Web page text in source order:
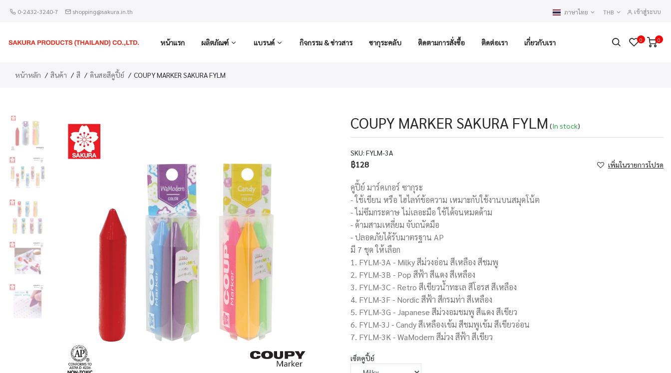
0-2432-3240-7 shopping@sakura.in.th ภาษาไทย THB เข้าสู่ระบบ
หน้าแรก ผลิตภัณฑ์ แบรนด์ กิจกรรม & ข่าวสาร ซากุระคลับ ติดตามการสั่งซื้อ ติดต่อเรา เกี่ยวกับเรา 0 0
หน้าหลัก สินค้า สี ดินสอสีคูปี้ย์ COUPY MARKER SAKURA FYLM
COUPY MARKER SAKURA FYLM (In stock)
SKU: FYLM-3A
฿128 เพิ่มในรายการโปรด
คูปี้ย์ มาร์คเกอร์ ซากุระ
- ใช้เขียน หรือ ไฮไลท์ข้อความ เหมาะกับใช้งานบนสมุดโน้ต
- ไม่ซึมกระดาษ ไม่เลอะมือ ใช้ได้จนหมดด้าม
- ด้ามสามเหลี่ยม จับถนัดมือ
- ปลอดภัยได้รับมาตรฐาน AP
มี 7 ชุด ให้เลือก
1. FYLM-3A - Milky สีม่วงอ่อน สีเหลือง สีชมพู
2. FYLM-3B - Pop สีฟ้า สีแดง สีเหลือง
3. FYLM-3C - Retro สีเขียวน้ำทะเล สีโอรส สีเหลือง
4. FYLM-3F - Nordic สีฟ้า สีกรมท่า สีเหลือง
5. FYLM-3G - Japanese สีม่วงอมชมพู สีแดง สีเขียว
6. FYLM-3J - Candy สีเหลืองเข้ม สีชมพูเข้ม สีเขียวอ่อน
7. FYLM-3K - WaModern สีม่วง สีฟ้า สีเขียว
เซ็ตคูปี้ย์